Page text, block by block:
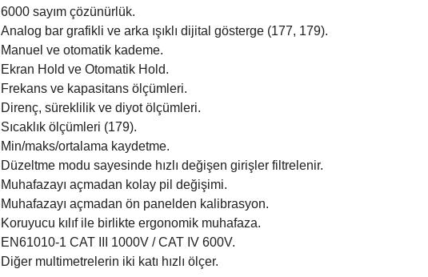
6000 sayım çözünürlük.
Analog bar grafikli ve arka ışıklı dijital gösterge (177, 179).
Manuel ve otomatik kademe.
Ekran Hold ve Otomatik Hold.
Frekans ve kapasitans ölçümleri.
Direnç, süreklilik ve diyot ölçümleri.
Sıcaklık ölçümleri (179).
Min/maks/ortalama kaydetme.
Düzeltme modu sayesinde hızlı değişen girişler filtrelenir.
Muhafazayı açmadan kolay pil değişimi.
Muhafazayı açmadan ön panelden kalibrasyon.
Koruyucu kılıf ile birlikte ergonomik muhafaza.
EN61010-1 CAT III 1000V / CAT IV 600V.
Diğer multimetrelerin iki katı hızlı ölçer.